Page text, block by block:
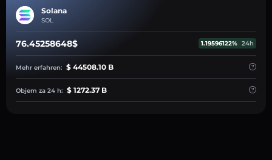
Solana
SOL
76.45258648$ 1.19596122% 24h
Mehr erfahren: $ 44508.10 B
Objem za 24 h: $ 1272.37 B